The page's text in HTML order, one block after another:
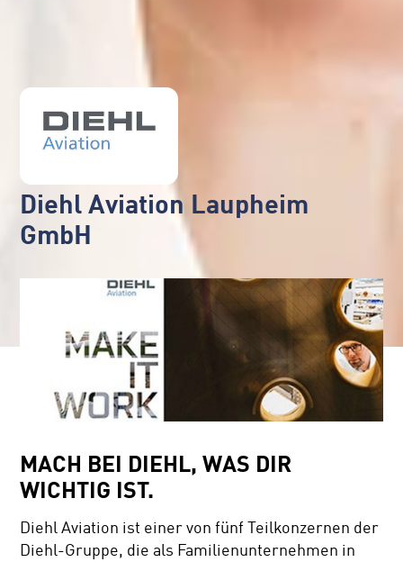
Diehl Aviation Laupheim
GmbH
MACH BEI DIEHL, WAS DIR
WICHTIG IST.
Diehl Aviation ist einer von fünf Teilkonzernen der
Diehl-Gruppe, die als Familienunternehmen in